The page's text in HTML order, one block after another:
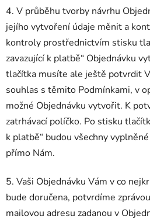
4. V průběhu tvorby návrhu
jejího vytvoření údaje měnit a
kontroly prostřednictvím stisku
zavazující k platbě“ Objednávku
tlačítka musíte ale ještě potvrdit
souhlas s těmito Podmínkami, v
možné Objednávku vytvořit. K
zatrhávací políčko. Po stisku
k platbě“ budou všechny
přímo Nám.
5. Vaši Objednávku Vám v co
bude doručena, potvrdíme
mailovou adresu zadanou v